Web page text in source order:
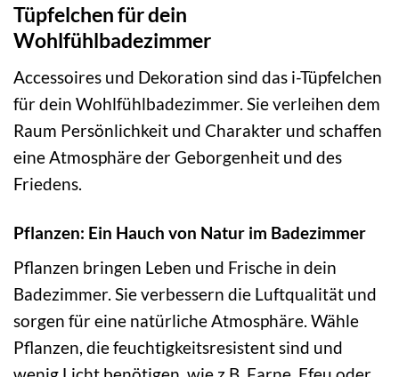
Tüpfelchen für dein
Wohlfühlbadezimmer
Accessoires und Dekoration sind das i-Tüpfelchen
für dein Wohlfühlbadezimmer. Sie verleihen dem
Raum Persönlichkeit und Charakter und schaffen
eine Atmosphäre der Geborgenheit und des
Friedens.
Pflanzen: Ein Hauch von Natur im Badezimmer
Pflanzen bringen Leben und Frische in dein
Badezimmer. Sie verbessern die Luftqualität und
sorgen für eine natürliche Atmosphäre. Wähle
Pflanzen, die feuchtigkeitsresistent sind und